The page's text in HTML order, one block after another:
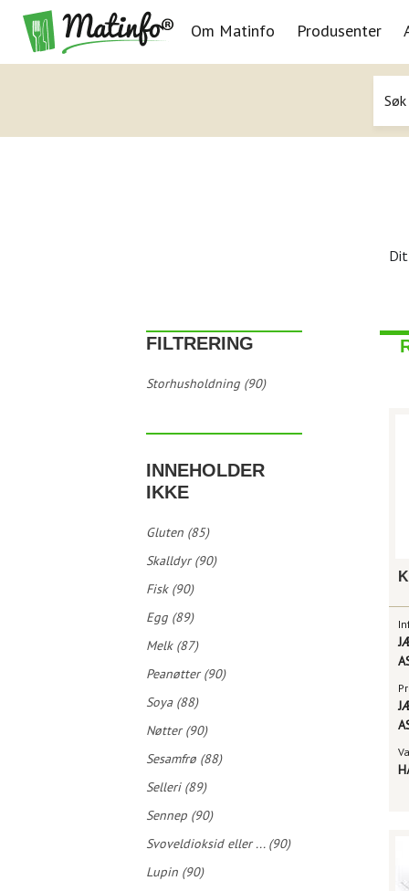
Navigasjon
Om Matinfo Produsenter
FILTRERING
Storhusholdning (90)
INNEHOLDER
IKKE
Gluten (85)
Skalldyr (90)
Fisk (90)
Egg (89)
Melk (87)
Peanøtter (90)
Soya (88)
Nøtter (90)
Sesamfrø (88)
Selleri (89)
Sennep (90)
Svoveldioksid eller ... (90)
Lupin (90)